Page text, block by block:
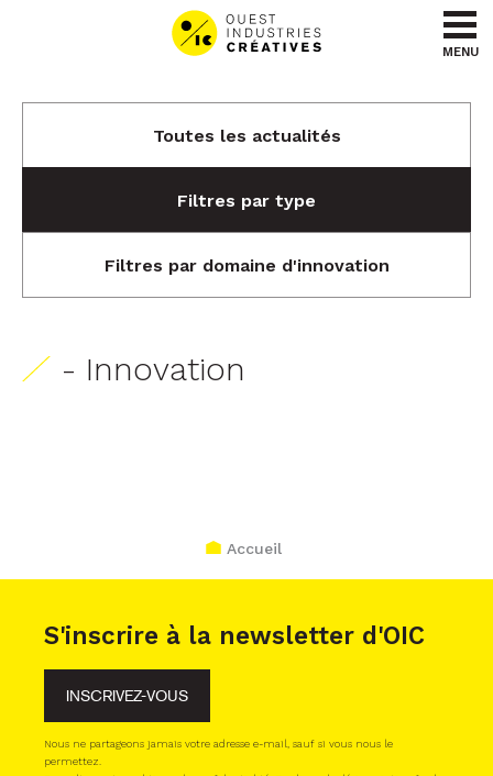
Aller au menu
Aller au contenu
MENU
Toutes les actualités
Filtres par type
Filtres par domaine d'innovation
- Innovation
Accueil
S'inscrire à la newsletter d'OIC
INSCRIVEZ-VOUS
Nous ne partageons jamais votre adresse e-mail, sauf si vous nous le
permettez.